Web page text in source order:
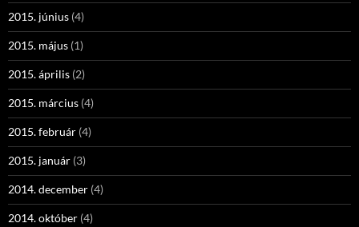
2015. június (4)
2015. május (1)
2015. április (2)
2015. március (4)
2015. február (4)
2015. január (3)
2014. december (4)
2014. október (4)